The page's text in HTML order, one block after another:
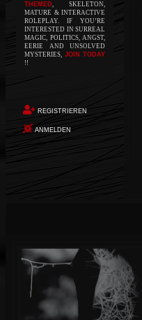
THEMED, SKELETON,
MATURE & INTERACTIVE
ROLEPLAY. IF YOU’RE
INTERESTED IN SURREAL
MAGIC, POLITICS, ANGST,
EERIE AND UNSOLVED
MYSTERIES, JOIN TODAY
!!
REGISTRIEREN
ANMELDEN
Die Apokalypse. Das ist
das Ihnen in den Sinn
Sie auf dem Boden
Körper schmerzt und
wird von
Erinnerungen